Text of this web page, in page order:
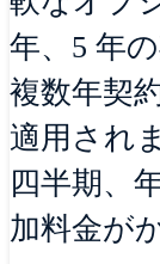
年、5 年
複数年契
適用され
四半期、
加料金が